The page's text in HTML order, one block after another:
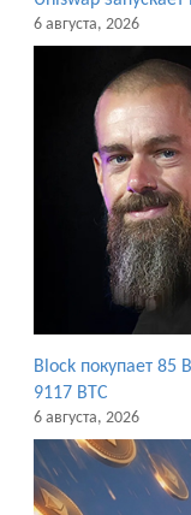
6 августа, 2026
Block покупает 85
9117 BTC
6 августа, 2026